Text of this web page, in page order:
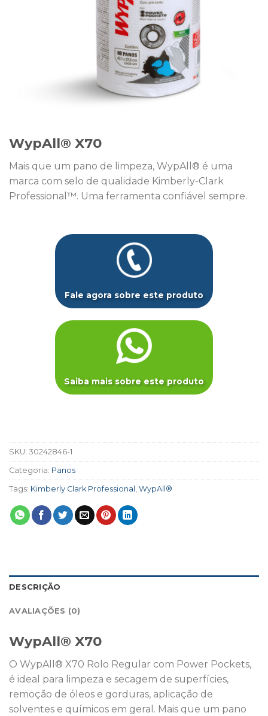
WypAll® X70
Mais que um pano de limpeza, WypAll® é uma
marca com selo de qualidade Kimberly-Clark
Professional™. Uma ferramenta confiável sempre.
Fale agora sobre este produto
Saiba mais sobre este produto
SKU: 30242846-1
Categoria: Panos
Tags: Kimberly Clark Professional WypAll®
DESCRIÇÃO
AVALIAÇÕES (0)
WypAll® X70
O WypAll® X70 Rolo Regular com Power Pockets,
é ideal para limpeza e secagem de superfícies,
remoção de óleos e gorduras, aplicação de
solventes e químicos em geral. Mais que um pano